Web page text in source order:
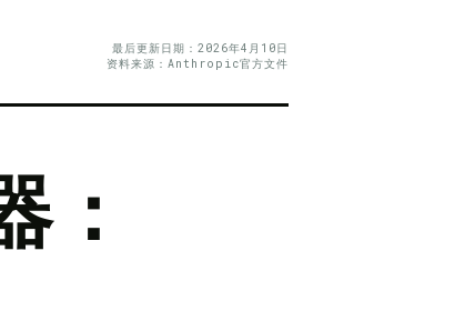
最后更新日期：2026年4月10日
资料来源：Anthropic官方文件
：